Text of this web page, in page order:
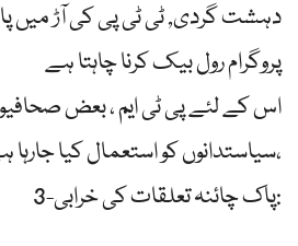
دہشت گردی, ٹی ٹی پی کی آڑ میں
پروگرام رول بیک کرنا چاہتا ہے
اس کے لئے پی ٹی ایم ، بعض
سیاستدانوں کو استعمال کیا جارہا ہے۔،
3-پاک چائنہ تعلقات کی خرابی: